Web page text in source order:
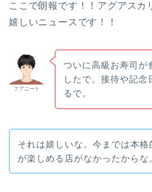
ここで朗報です！！アグアスカ
嬉しいニュースです！！
フアニート
ついに高級お寿司が
したで。接待や記念
るで。
それは嬉しいな。今までは本格
が楽しめる店がなかったからな